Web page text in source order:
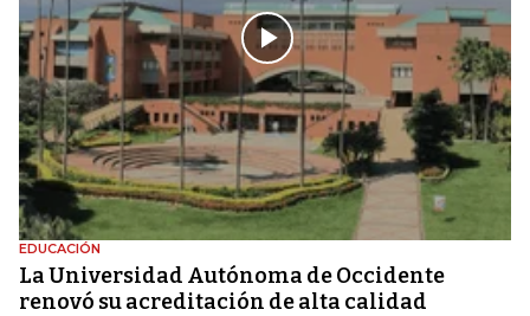
EDUCACIÓN
La Universidad Autónoma de Occidente
renovó su acreditación de alta calidad